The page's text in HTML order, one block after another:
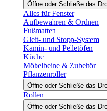
Öffne oder Schließe das
Alles für Fenster
Aufbewahren & Ordnen
Fußmatten
Gleit- und Stopp-System
Kamin- und Pelletöfen
Küche
Möbelbeine & Zubehör
Pflanzenroller
Öffne oder Schließe das
Rollen
Öffne oder Schließe das